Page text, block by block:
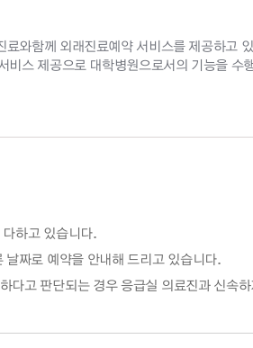
료와함께 외래진료예약 서비스를 제공하
비스 제공으로 대학병원으로서의 기능을 수
하고 있습니다.
짜로 예약을 안내해 드리고 있습니다.
다고 판단되는 경우 응급실 의료진과 신속